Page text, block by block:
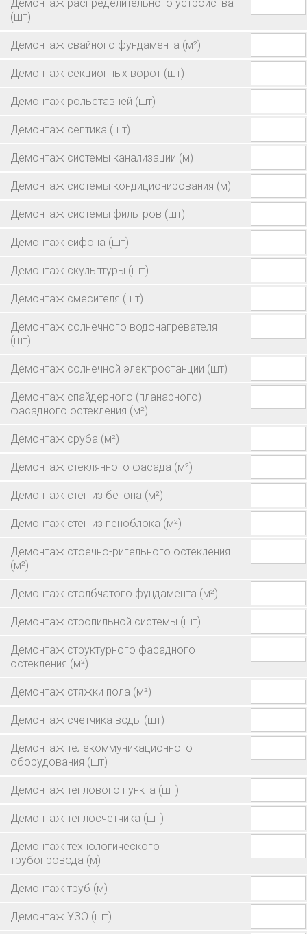
Демонтаж распределительного устройства
(шт)
Демонтаж свайного фундамента (м²)
Демонтаж секционных ворот (шт)
Демонтаж рольставней (шт)
Демонтаж септика (шт)
Демонтаж системы канализации (м)
Демонтаж системы кондиционирования (м)
Демонтаж системы фильтров (шт)
Демонтаж сифона (шт)
Демонтаж скульптуры (шт)
Демонтаж смесителя (шт)
Демонтаж солнечного водонагревателя
(шт)
Демонтаж солнечной электростанции (шт)
Демонтаж спайдерного (планарного)
фасадного остекления (м²)
Демонтаж сруба (м²)
Демонтаж стеклянного фасада (м²)
Демонтаж стен из бетона (м²)
Демонтаж стен из пеноблока (м²)
Демонтаж стоечно-ригельного остекления
(м²)
Демонтаж столбчатого фундамента (м²)
Демонтаж стропильной системы (шт)
Демонтаж структурного фасадного
остекления (м²)
Демонтаж стяжки пола (м²)
Демонтаж счетчика воды (шт)
Демонтаж телекоммуникационного
оборудования (шт)
Демонтаж теплового пункта (шт)
Демонтаж теплосчетчика (шт)
Демонтаж технологического
трубопровода (м)
Демонтаж труб (м)
Демонтаж УЗО (шт)